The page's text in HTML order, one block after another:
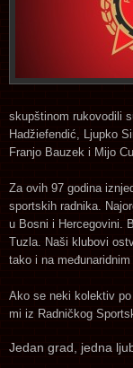
skupštinom rukovodili
Hadžiefendić, Ljupko
Franjo Bauzek i Mijo
Za ovih 97 godina
sportskih radnika.
u Bosni i Hercegovini.
Tuzla. Naši klubovi
tako i na međunaridnim
Ako se neki kolektiv
mi iz Radničkog
Jedan grad, jedna